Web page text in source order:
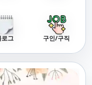
로그 구인/구직